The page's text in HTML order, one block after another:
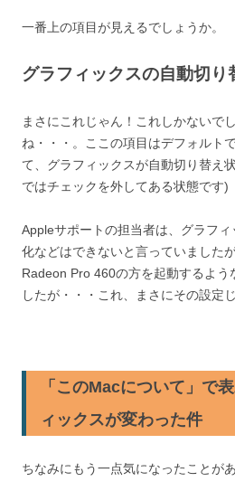
一番上の項目が見えるでしょうか。
グラフィックスの自動切り
まさにこれじゃん！これしかないで
ね・・・。ここの項目はデフォルト
て、グラフィックスが自動切り替え
ではチェックを外してある状態です)
Appleサポートの担当者は、グラフ
化などはできないと言っていました
Radeon Pro 460の方を起動するよう
したが・・・これ、まさにその設定
「このMacについて」で
ィックスが変わった件
ちなみにもう一点気になったことがあ